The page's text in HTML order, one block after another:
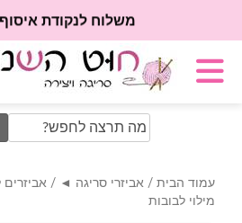
משלוח לנקודת איסוף: 25
Search
for:
עמוד הבית / אביזרי סריגה ◄ /
מילוי לבובות